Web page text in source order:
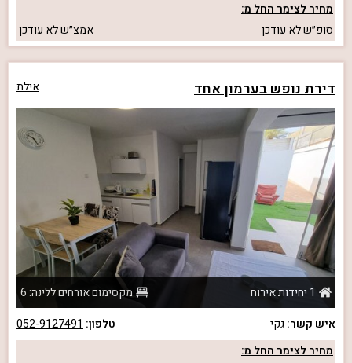
מחיר לצימר החל מ:
סופ״שלא עודכן אמצ״שלא עודכן
דירת נופש בערמון אחד אילת
1 יחידות אירוח
מקסימום אורחים ללינה: 6
איש קשר:גקי טלפון: 052-9127491
מחיר לצימר החל מ: